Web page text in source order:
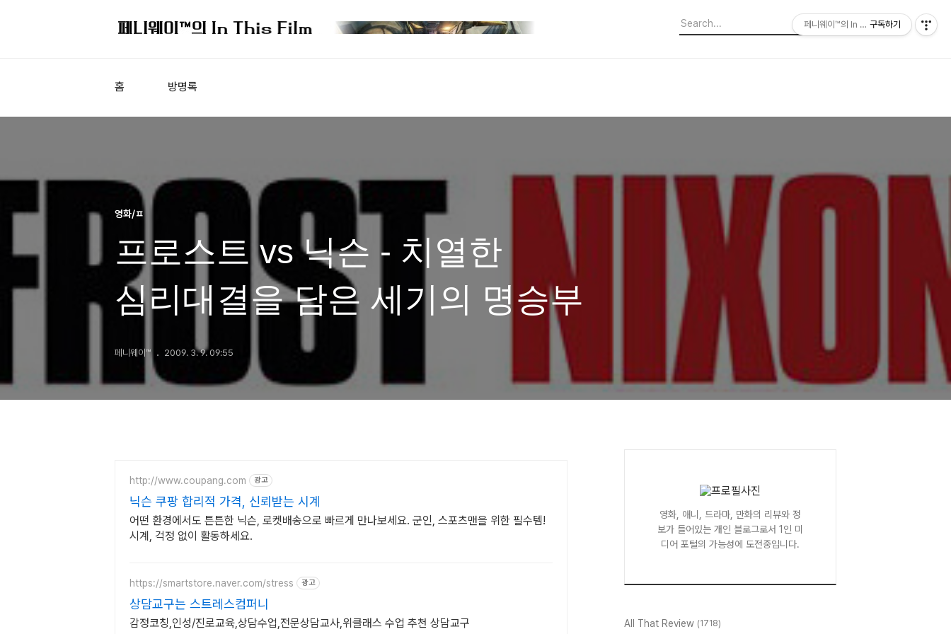
홈 방명록
영화/ㅍ
프로스트 vs 닉슨 - 치열한
심리대결을 담은 세기의 명승부
페니웨이™ 2009. 3. 9. 09:55
http://www.coupang.com 광고
닉슨 쿠팡 합리적 가격, 신뢰받는 시계
어떤 환경에서도 튼튼한 닉슨, 로켓배송으로 빠르게 만나보세요. 군인, 스포츠맨을 위한 필수템!
시계, 걱정 없이 활동하세요.
https://smartstore.naver.com/stress 광고
상담교구는 스트레스컴퍼니
감정코칭,인성/진로교육,상담수업,전문상담교사,위클래스 수업 추천 상담교구
영화, 애니, 드라마, 만화의 리뷰와 정
보가 들어있는 개인 블로그로서 1인 미
디어 포털의 가능성에 도전중입니다.
All That Review (1718)
페니웨이™의 In This Film
구독하기